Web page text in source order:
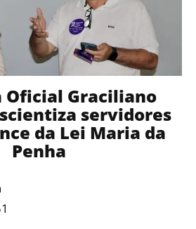
Oficial Graciliano
servidores
da Lei Maria da
Penha